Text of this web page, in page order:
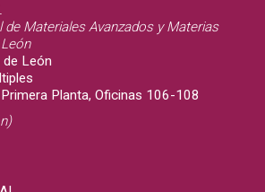
de Materiales Avanzados y Materias
León
Planta, Oficinas 106-108